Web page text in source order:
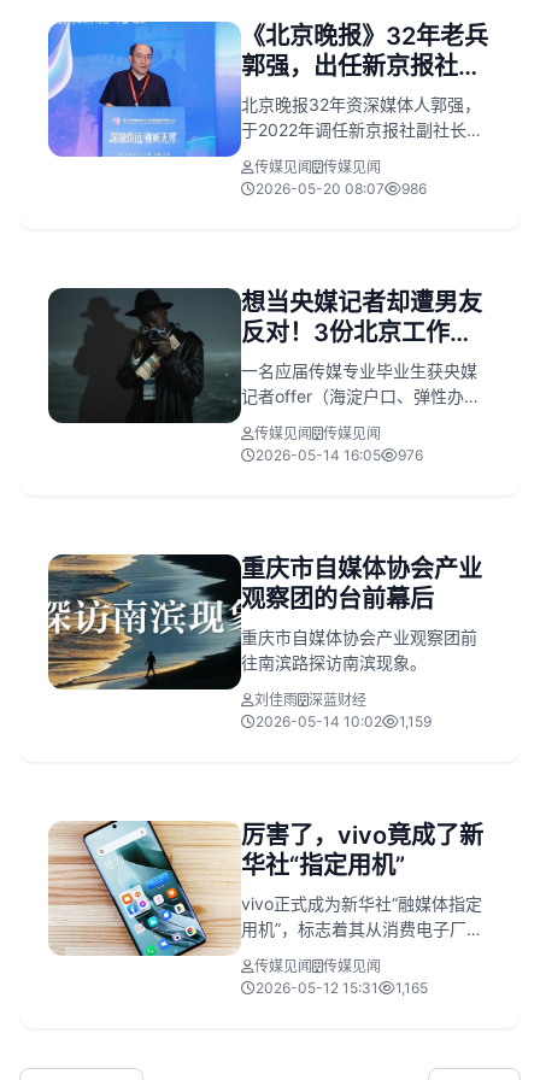
《北京晚报》32年老兵
郭强，出任新京报社总
编辑
北京晚报32年资深媒体人郭强，
于2022年调任新京报社副社长，
2024年5月正式接任总编辑一
职，接替转任北京广播电视台副
闻、评论）、组织优化与技术赋
能，并以新京报实践为例，展现
路径。
传媒见闻
传媒见闻
2026-05-20 08:07
986
想当央媒记者却遭男友
反对！3份北京工作，
让这位应届生很苦恼…
一名应届传媒专业毕业生获央媒
记者offer（海淀户口、弹性办
公、年薪13–16万），但因男友反
对及家庭压力陷入职业抉择困
传媒见闻
传媒见闻
2026-05-14 16:05
976
重庆市自媒体协会产业
观察团的台前幕后
重庆市自媒体协会产业观察团前
往南滨路探访南滨现象。
刘佳雨 深蓝财经
2026-05-14 10:02
1,159
厉害了，vivo竟成了新
华社“指定用机”
vivo正式成为新华社“融媒体指定
用机”，标志着其从消费电子厂商
升级为国家级媒体内容生产的关
键技术伙伴。
传媒见闻
传媒见闻
2026-05-12 15:31
1,165